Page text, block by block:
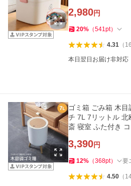
2,980円
20% （541pt）
4.31（ 16
本日翌日お届け非対応
ゴミ箱 ごみ箱 木
チ 7L 7リットル 北
斎 寝室 ふた付き
3,390円
12% （368pt） 要
4.50（